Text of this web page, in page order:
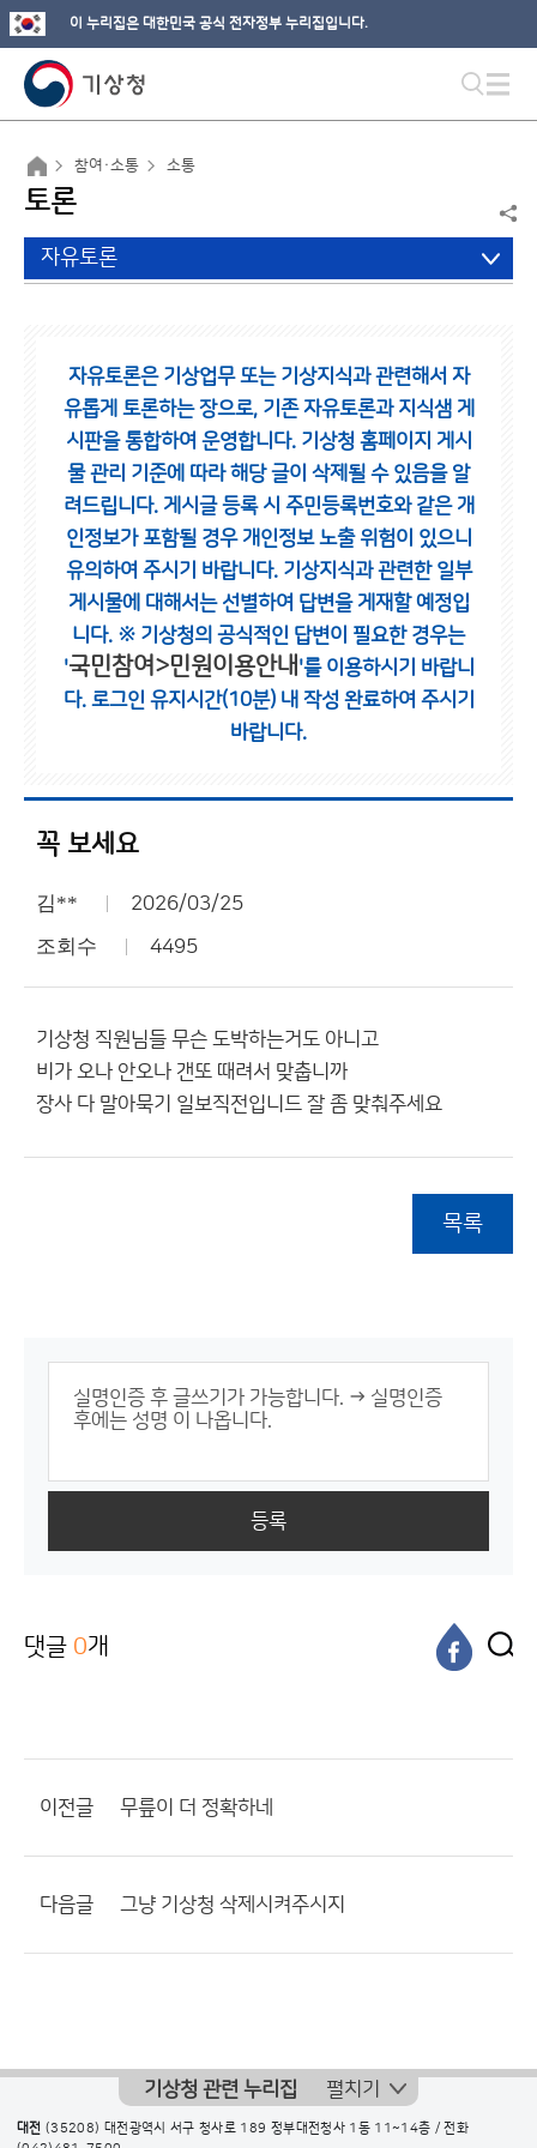
이 누리집은 대한민국 공식 전자정부 누리집입니다.
참여·소통 소통
토론
자유토론
자유토론은 기상업무 또는 기상지식과 관련해서 자
유롭게 토론하는 장으로, 기존 자유토론과 지식샘 게
시판을 통합하여 운영합니다. 기상청 홈페이지 게시
물 관리 기준에 따라 해당 글이 삭제될 수 있음을 알
려드립니다. 게시글 등록 시 주민등록번호와 같은 개
인정보가 포함될 경우 개인정보 노출 위험이 있으니
유의하여 주시기 바랍니다. 기상지식과 관련한 일부
게시물에 대해서는 선별하여 답변을 게재할 예정입
니다. ※ 기상청의 공식적인 답변이 필요한 경우는
'국민참여>민원이용안내 '를 이용하시기 바랍니
다. 로그인 유지시간(10분) 내 작성 완료하여 주시기
바랍니다.
꼭 보세요
김** 2026/03/25
조회수 4495
기상청 직원님들 무슨 도박하는거도 아니고
비가 오나 안오나 갠또 때려서 맞춥니까
장사 다 말아묵기 일보직전입니드 잘 좀 맞춰주세요
목록
등록
댓글 0개
이전글 무릎이 더 정확하네
다음글 그냥 기상청 삭제시켜주시지
기상청 관련 누리집 펼치기
대전 (35208) 대전광역시 서구 청사로 189 정부대전청사 1동 11~14층 / 전화